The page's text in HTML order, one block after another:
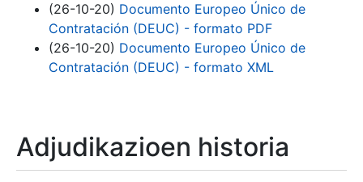
(26-10-20) Documento Europeo Único de
Contratación (DEUC) - formato PDF
(26-10-20) Documento Europeo Único de
Contratación (DEUC) - formato XML
Adjudikazioen historia